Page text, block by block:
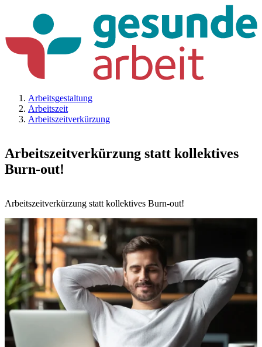
Arbeitsgestaltung
Arbeitszeit
Arbeitszeitverkürzung
Arbeitszeitverkürzung statt kollektives
Burn-out!
Arbeitszeitverkürzung statt kollektives Burn-out!